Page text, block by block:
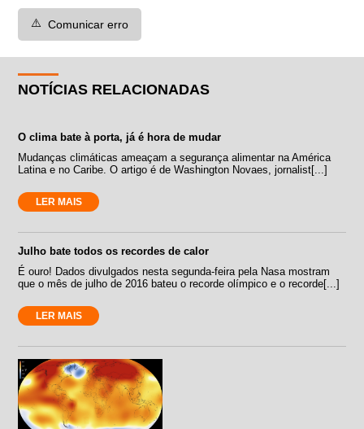
⚠️ Comunicar erro
NOTÍCIAS RELACIONADAS
O clima bate à porta, já é hora de mudar
Mudanças climáticas ameaçam a segurança alimentar na América
Latina e no Caribe. O artigo é de Washington Novaes, jornalist[...]
LER MAIS
Julho bate todos os recordes de calor
É ouro! Dados divulgados nesta segunda-feira pela Nasa mostram
que o mês de julho de 2016 bateu o recorde olímpico e o recorde[...]
LER MAIS